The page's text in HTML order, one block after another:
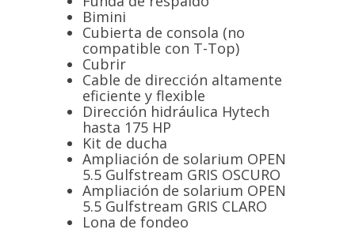
Bimini
Cubierta de consola (no
compatible con T-Top)
Cubrir
Cable de dirección altamente
eficiente y flexible
Dirección hidráulica Hytech
hasta 175 HP
Kit de ducha
Ampliación de solarium OPEN
5.5 Gulfstream GRIS OSCURO
Ampliación de solarium OPEN
5.5 Gulfstream GRIS CLARO
Lona de fondeo